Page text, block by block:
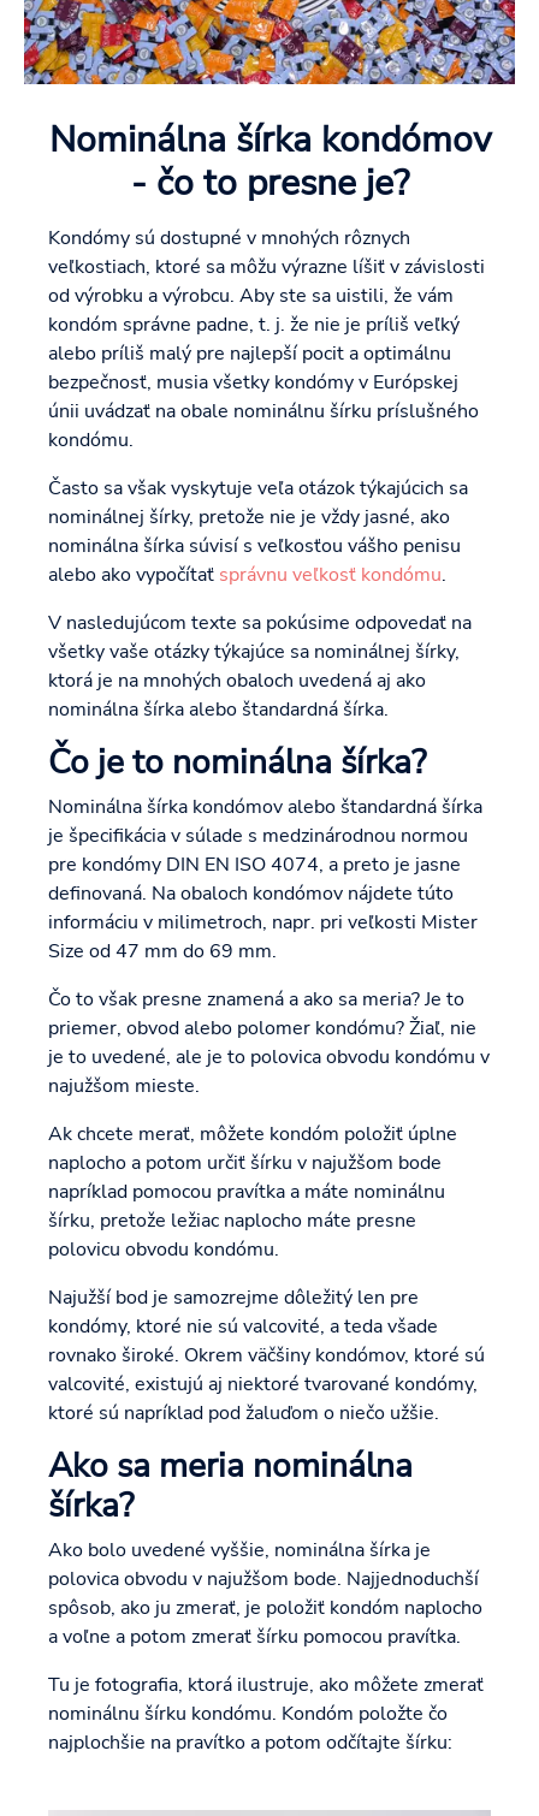
Nominálna šírka kondómov
- čo to presne je?
Kondómy sú dostupné v mnohých rôznych
veľkostiach, ktoré sa môžu výrazne líšiť v závislosti
od výrobku a výrobcu. Aby ste sa uistili, že vám
kondóm správne padne, t. j. že nie je príliš veľký
alebo príliš malý pre najlepší pocit a optimálnu
bezpečnosť, musia všetky kondómy v Európskej
únii uvádzať na obale nominálnu šírku príslušného
kondómu.
Často sa však vyskytuje veľa otázok týkajúcich sa
nominálnej šírky, pretože nie je vždy jasné, ako
nominálna šírka súvisí s veľkosťou vášho penisu
alebo ako vypočítať správnu veľkosť kondómu.
V nasledujúcom texte sa pokúsime odpovedať na
všetky vaše otázky týkajúce sa nominálnej šírky,
ktorá je na mnohých obaloch uvedená aj ako
nominálna šírka alebo štandardná šírka.
Čo je to nominálna šírka?
Nominálna šírka kondómov alebo štandardná šírka
je špecifikácia v súlade s medzinárodnou normou
pre kondómy DIN EN ISO 4074, a preto je jasne
definovaná. Na obaloch kondómov nájdete túto
informáciu v milimetroch, napr. pri veľkosti Mister
Size od 47 mm do 69 mm.
Čo to však presne znamená a ako sa meria? Je to
priemer, obvod alebo polomer kondómu? Žiaľ, nie
je to uvedené, ale je to polovica obvodu kondómu v
najužšom mieste.
Ak chcete merať, môžete kondóm položiť úplne
naplocho a potom určiť šírku v najužšom bode
napríklad pomocou pravítka a máte nominálnu
šírku, pretože ležiac naplocho máte presne
polovicu obvodu kondómu.
Najužší bod je samozrejme dôležitý len pre
kondómy, ktoré nie sú valcovité, a teda všade
rovnako široké. Okrem väčšiny kondómov, ktoré sú
valcovité, existujú aj niektoré tvarované kondómy,
ktoré sú napríklad pod žaluďom o niečo užšie.
Ako sa meria nominálna
šírka?
Ako bolo uvedené vyššie, nominálna šírka je
polovica obvodu v najužšom bode. Najjednoduchší
spôsob, ako ju zmerať, je položiť kondóm naplocho
a voľne a potom zmerať šírku pomocou pravítka.
Tu je fotografia, ktorá ilustruje, ako môžete zmerať
nominálnu šírku kondómu. Kondóm položte čo
najplochšie na pravítko a potom odčítajte šírku: